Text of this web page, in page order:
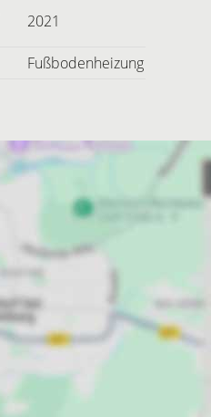
2021
Fußbodenheizung